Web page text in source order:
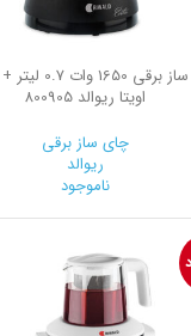
اویتا ریوالد 800905
چای ساز برقی
ریوالد
ناموجود